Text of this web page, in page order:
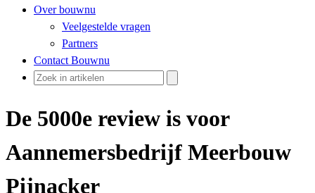
Over bouwnu
Veelgestelde vragen
Partners
Contact Bouwnu
De 5000e review is voor
Aannemersbedrijf Meerbouw
Pijnacker